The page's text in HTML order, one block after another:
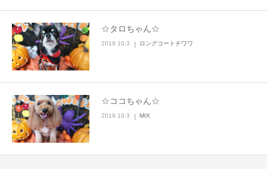
☆タロちゃん☆
2019.10.3 ロングコートチワワ
☆ココちゃん☆
2019.10.3 MIX